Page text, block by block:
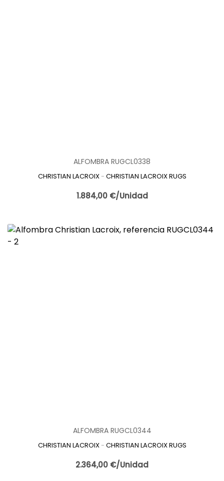
ALFOMBRA RUGCL0338
CHRISTIAN LACROIX- CHRISTIAN LACROIX RUGS
1.884,00 €/Unidad
ALFOMBRA RUGCL0344
CHRISTIAN LACROIX- CHRISTIAN LACROIX RUGS
2.364,00 €/Unidad